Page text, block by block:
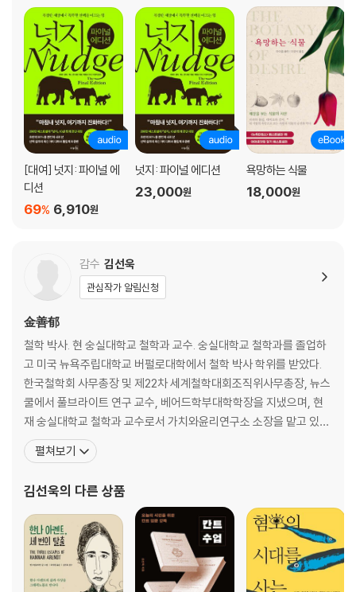
[대여] 넛지: 파이널 에
디션
6,910원
69%
넛지: 파이널 에디션
23,000원
욕망하는 식물
18,000원
감수 김선욱
관심작가 알림신청
金善郁
철학 박사. 현 숭실대학교 철학과 교수. 숭실대학교 철학과를 졸업하
고 미국 뉴욕주립대학교 버펄로대학에서 철학 박사 학위를 받았다.
한국철학회 사무총장 및 제22차 세계철학대회조직위사무총장, 뉴스
쿨에서 풀브라이트 연구 교수, 베어드학부대학학장을 지냈으며, 현
재 숭실대학교 철학과 교수로서 가치와윤리연구소 소장을 맡고 있다.
현재의 관심사는 이행기 정의, 용서, 자유, 판단, 그리고 정치와 종교
등이다. 저서로 『정치와 진리』, 『한나 아렌트 정치판단이론』, 『한나
것인가』(공저) 등이 있고, 옮긴 책으로는 한나 아
펼쳐보기
김선욱의 다른 상품